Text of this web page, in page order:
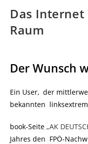
Das
Raum
Der Wunsch
Ein User, der
bekannten
book-Seite „AK
Jahres den FPÖ-